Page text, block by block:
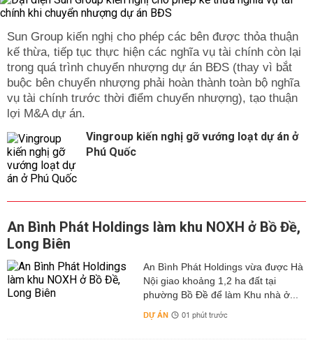
Sun Group kiến nghị cho phép các bên được thỏa thuận
kế thừa, tiếp tục thực hiện các nghĩa vụ tài chính còn lại
trong quá trình chuyển nhượng dự án BĐS (thay vì bắt
buộc bên chuyển nhượng phải hoàn thành toàn bộ nghĩa
vụ tài chính trước thời điểm chuyển nhượng), tạo thuận
lợi M&A dự án.
Vingroup kiến nghị gỡ vướng loạt dự án ở
Phú Quốc
An Bình Phát Holdings làm khu NOXH ở Bồ Đề,
Long Biên
An Bình Phát Holdings vừa được Hà
Nội giao khoảng 1,2 ha đất tại
phường Bồ Đề để làm Khu nhà ở...
DỰ ÁN 01 phút trước